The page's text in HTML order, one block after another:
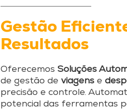
Gestão
Resultados
Oferecemos Soluções
de gestão de viagens e
precisão e controle.
potencial das ferramentas